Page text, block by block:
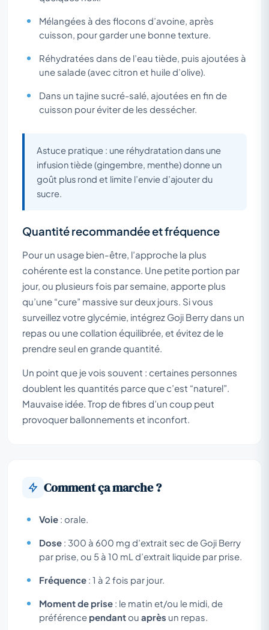
Mélangées à des flocons d’avoine, après
cuisson, pour garder une bonne texture.
Réhydratées dans de l’eau tiède, puis ajoutées à
une salade (avec citron et huile d’olive).
Dans un tajine sucré-salé, ajoutées en fin de
cuisson pour éviter de les dessécher.
Astuce pratique : une réhydratation dans une
infusion tiède (gingembre, menthe) donne un
goût plus rond et limite l’envie d’ajouter du
sucre.
Quantité recommandée et fréquence
Pour un usage bien-être, l’approche la plus
cohérente est la constance. Une petite portion par
jour, ou plusieurs fois par semaine, apporte plus
qu’une “cure” massive sur deux jours. Si vous
surveillez votre glycémie, intégrez Goji Berry dans un
repas ou une collation équilibrée, et évitez de le
prendre seul en grande quantité.
Un point que je vois souvent : certaines personnes
doublent les quantités parce que c’est “naturel”.
Mauvaise idée. Trop de fibres d’un coup peut
provoquer ballonnements et inconfort.
Comment ça marche ?
Voie : orale.
Dose : 300 à 600 mg d’extrait sec de Goji Berry
par prise, ou 5 à 10 mL d’extrait liquide par prise.
Fréquence : 1 à 2 fois par jour.
Moment de prise : le matin et/ou le midi, de
préférence pendantou après un repas.